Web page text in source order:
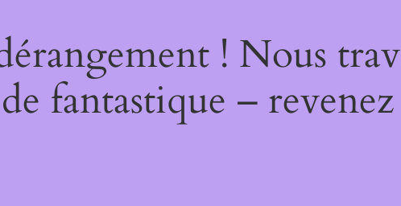
! Nous
fantastique –